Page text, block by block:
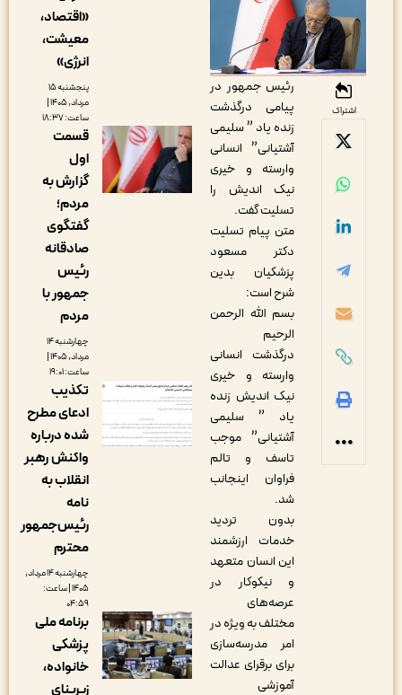
رئیس جمهور در
پیامی درگذشت
زنده یاد ” سلیمی
آشتیانی” انسانی
وارسته و خیری
نیک اندیش را
تسلیت گفت.
متن پیام تسلیت
دکتر مسعود
پزشکیان بدین
شرح است:
بسم الله الرحمن
درگذشت انسانی
وارسته و خیری
نیک اندیش زنده
یاد ” سلیمی
آشتیانی” موجب
تاسف و تالم
فراوان اینجانب
بدون تردید
خدمات ارزشمند
این انسان متعهد
و نیکوکار در
عرصه‌های
مختلف به ویژه در
امر مدرسه‌سازی
برای برقرای عدالت
«اقتصاد،
معیشت،
پنجشنبه ۱۵
مرداد, ۱۴۰۵ |
قسمت
اول
گزارش به
گفتگوی
صادقانه
جمهور با
چهارشنبه ۱۴
مرداد, ۱۴۰۵ |
تکذیب
ادعای مطرح
شده درباره
واکنش رهبر
انقلاب به
رئیس‌جمهور
چهارشنبه ۱۴ مرداد,
۱۴۰۵ | ساعت:
برنامه ملی
پزشکی
خانواده،